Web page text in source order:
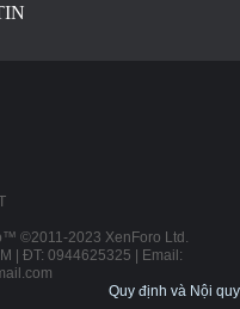
©2011-2023 XenForo Ltd.
| ĐT: 0944625325 | Email:
Quy định và Nội quy